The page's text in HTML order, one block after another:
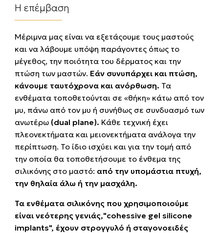
Η επέμβαση
Μέριμνα μας είναι να εξετάςουμε τους μαστούς
και να λάβουμε υπόψη παράγοντες όπως το
μέγεθος, την ποιότητα του δέρματος και την
πτώση των μαστών. Εάν συνυπάρχει και πτώση,
κάνουμε ταυτόχρονα και ανόρθωση. Τα
ενθέματα τοποθετούνται σε «θήκη» κάτω από τον
μυ, πάνω από τον μυ ή συνήθως σε συνδυασμό των
ανωτέρω (dual plane). Κάθε τεχνική έχει
πλεονεκτήματα και μειονεκτήματα ανάλογα την
περίπτωση. Το ίδιο ισχύει και για την τομή από
την οποία θα τοποθετήσουμε το ένθεμα της
σιλικόνης στο μαστό: από την υπομάστια πτυχή,
την θηλαία άλω ή την μασχάλη.
Τα ενθέματα σιλικόνης που χρησιμοποιούμε
είναι νεότερης γενιάς,"cοhessive gel silicone
implants", έχουν στρογγυλό ή σταγονοειδές